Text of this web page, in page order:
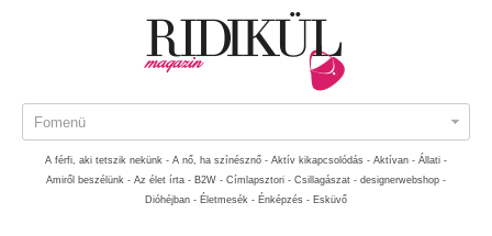
Fomenü
A férfi, aki tetszik nekünk - A nő, ha színésznő - Aktív kikapcsolódás - Aktívan - Állati -
Amiről beszélünk - Az élet írta - B2W - Címlapsztori - Csillagászat - designerwebshop -
Dióhéjban - Életmesék - Énképzés - Esküvő